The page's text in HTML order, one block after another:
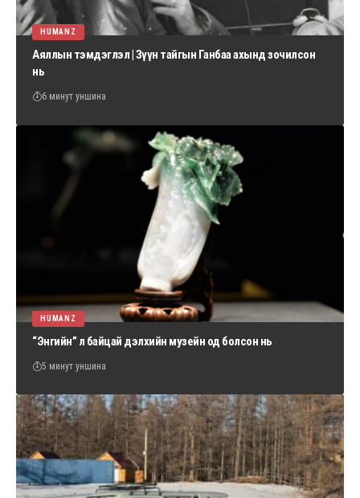
HUMANZ
Аяллын тэмдэглэл | Зүүн тайгын Ганбаа ахынд зочилсон
нь
6 минут уншина
HUMANZ
“Энгийн” л байцай дэлхийн музейн од болсон нь
5 минут уншина